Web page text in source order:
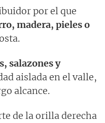
por el que
madera, pieles o
salazones y
aislada en el valle,
alcance.
de la orilla derecha